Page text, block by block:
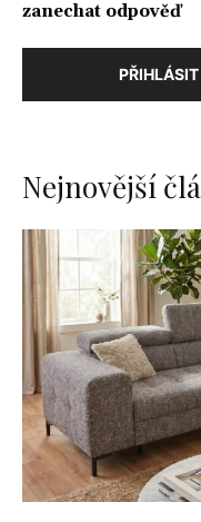
zanechat odpověď
Nejnovější